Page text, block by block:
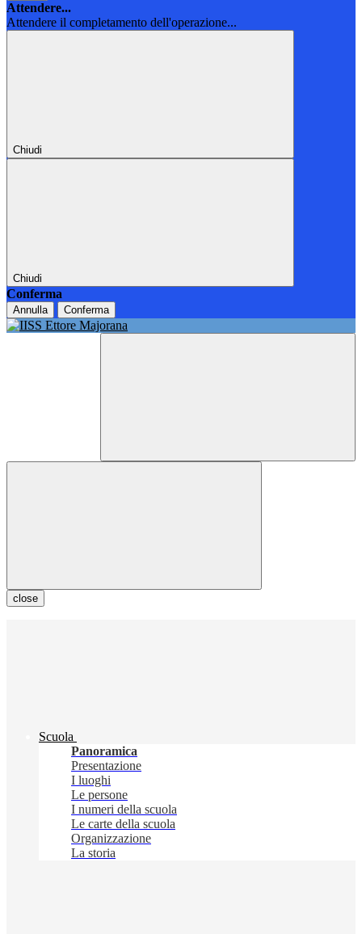
Attendere...
Attendere il completamento dell'operazione...
Chiudi
Chiudi
Conferma
Annulla Conferma
close
Scuola
Panoramica
Presentazione
I luoghi
Le persone
I numeri della scuola
Le carte della scuola
Organizzazione
La storia